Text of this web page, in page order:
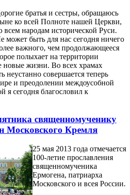
братья и сестры, обращаюсь
ко всей Полноте нашей Церкви,
всем народам исторической Руси.
может быть для нас сегодня ничего
важного, чем продолжающееся
полыхает на территории
новые жизни. Во всех храмах
неустанно совершается теперь
и преодолении междоусобной
я сегодня благословил к
священномученику
Московского Кремля
25 мая 2013 года отмечается
100-летие прославления
священномученика
Ермогена, патриарха
Московского и всея России.